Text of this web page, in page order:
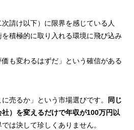
請け以下）に限界を感じている人
積極的に取り入れる環境に飛び込み
価も変わるはずだ」という確信がある
売るか」という市場選びです。
同じ
）を変えるだけで年収が100万円以
は決して珍しくありません。